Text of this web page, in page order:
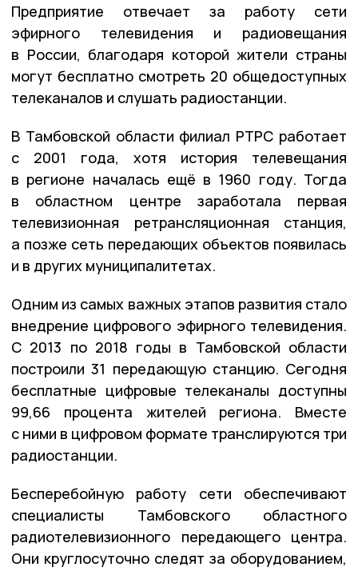
Предприятие отвечает за работу сети
эфирного телевидения и радиовещания
в России, благодаря которой жители страны
могут бесплатно смотреть 20 общедоступных
телеканалов и слушать радиостанции.
В Тамбовской области филиал РТРС работает
с 2001 года, хотя история телевещания
в регионе началась ещё в 1960 году. Тогда
в областном центре заработала первая
телевизионная ретрансляционная станция,
а позже сеть передающих объектов появилась
и в других муниципалитетах.
Одним из самых важных этапов развития стало
внедрение цифрового эфирного телевидения.
С 2013 по 2018 годы в Тамбовской области
построили 31 передающую станцию. Сегодня
бесплатные цифровые телеканалы доступны
99,66 процента жителей региона. Вместе
с ними в цифровом формате транслируются три
радиостанции.
Бесперебойную работу сети обеспечивают
специалисты Тамбовского областного
радиотелевизионного передающего центра.
Они круглосуточно следят за оборудованием,